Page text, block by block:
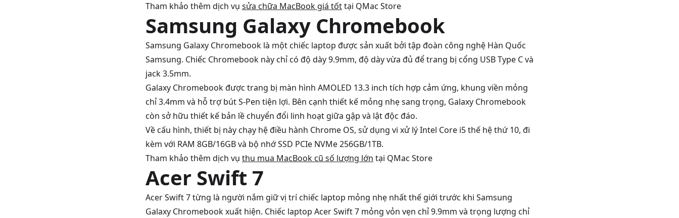
Tham khảo thêm dịch vụ sửa chữa MacBook giá tốttại QMac Store
Samsung Galaxy Chromebook
Samsung Galaxy Chromebook là một chiếc laptop được sản xuất bởi tập đoàn công nghệ Hàn Quốc
Samsung. Chiếc Chromebook này chỉ có độ dày 9.9mm, độ dày vừa đủ để trang bị cổng USB Type C và
jack 3.5mm.
Galaxy Chromebook được trang bị màn hình AMOLED 13.3 inch tích hợp cảm ứng, khung viền mỏng
chỉ 3.4mm và hỗ trợ bút S-Pen tiện lợi. Bên cạnh thiết kế mỏng nhẹ sang trọng, Galaxy Chromebook
còn sở hữu thiết kế bản lề chuyển đổi linh hoạt giữa gập và lật độc đáo.
Về cấu hình, thiết bị này chạy hệ điều hành Chrome OS, sử dụng vi xử lý Intel Core i5 thế hệ thứ 10, đi
kèm với RAM 8GB/16GB và bộ nhớ SSD PCIe NVMe 256GB/1TB.
Tham khảo thêm dịch vụ thu mua MacBook cũ số lượng lớn tại QMac Store
Acer Swift 7
Acer Swift7 từng là người nắm giữ vị trí chiếc laptop mỏng nhẹ nhất thế giới trước khi Samsung
Galaxy Chromebook xuất hiện. Chiếc laptop Acer Swift 7 mỏng vỏn vẹn chỉ 9.9mm và trọng lượng chỉ